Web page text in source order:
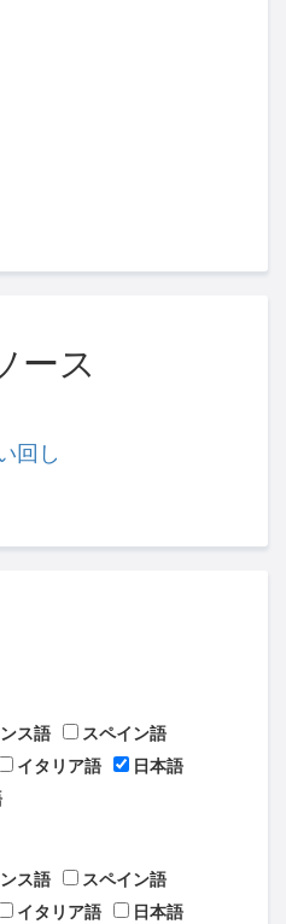
ース
回し
ス語
スペイン語
イタリア語
日本語
ス語
スペイン語
イタリア語
日本語